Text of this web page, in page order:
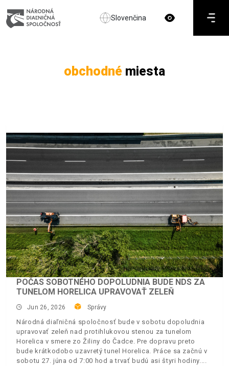
Slovenčina
obchodné miesta
POČAS SOBOTNÉHO DOPOLUDNIA BUDE NDS ZA
TUNELOM HORELICA UPRAVOVAŤ ZELEŇ
Jun 26, 2026 Správy
Národná diaľničná spoločnosť bude v sobotu dopoludnia
upravovať zeleň nad protihlukovou stenou za tunelom
Horelica v smere zo Žiliny do Čadce. Pre dopravu preto
bude krátkodobo uzavretý tunel Horelica. Práce sa začnú v
sobotu 27. júna od 7:00 hod a trvať budú asi štyri hodiny.